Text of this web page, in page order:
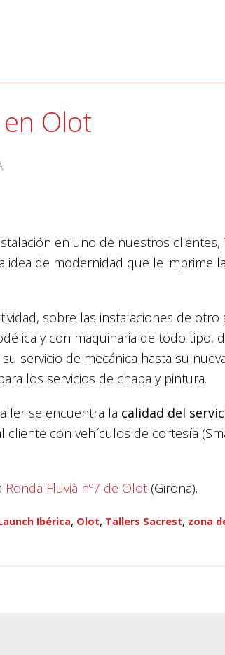
Olot
en uno de nuestros clientes,
idea de modernidad que le imprime
sobre las instalaciones de otro
y con maquinaria de todo tipo,
servicio de mecánica hasta su
los servicios de chapa y pintura.
se encuentra la calidad del
cliente con vehículos de cortesía
Ronda Fluvià nº7 de Olot (Girona).
Ibérica, Olot, Tallers Sacrest, zona